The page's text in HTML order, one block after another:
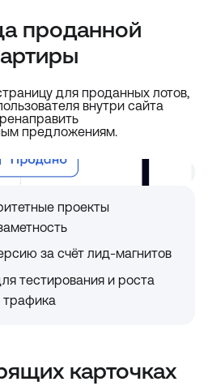
проданной
для проданных лотов,
внутри сайта
предложениям.
проекты
за счёт лид-магнитов
тестирования и роста
трафика
карточках